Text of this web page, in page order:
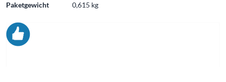
Paketgewicht
0,615 kg